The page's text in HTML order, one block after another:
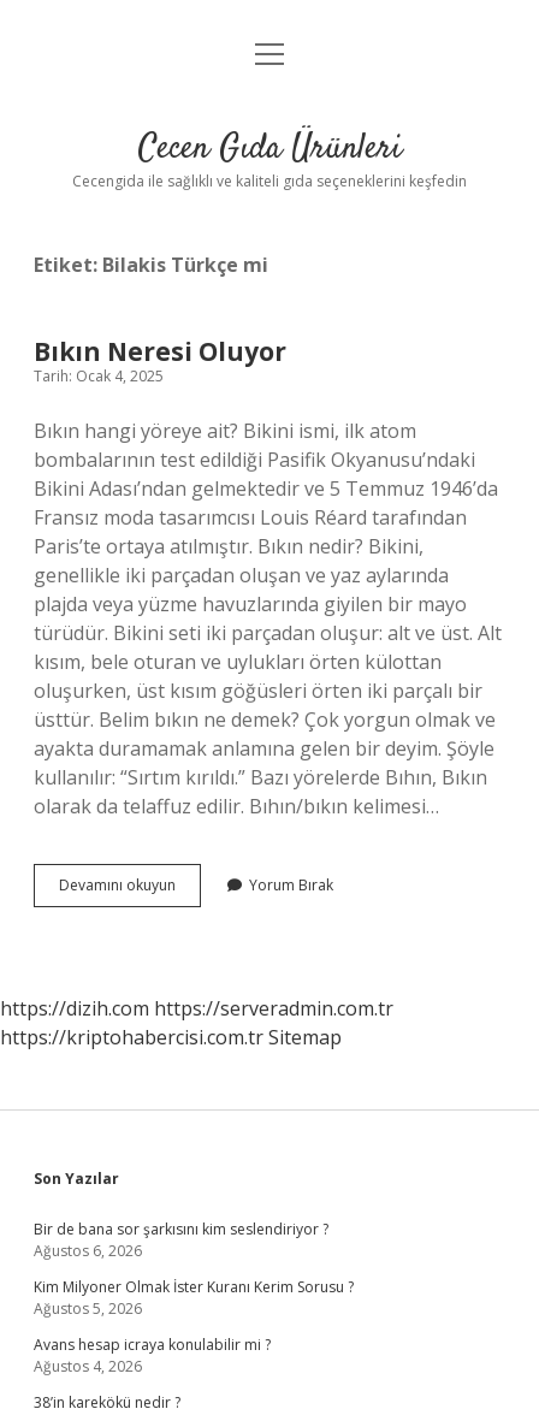
Anasayfa
Yasal Uyarı
menüyü
Cecen Gıda Ürünleri
Cecengida ile sağlıklı ve kaliteli gıda seçeneklerini keşfedin
Etiket: Bilakis Türkçe mi
Bıkın Neresi Oluyor
Tarih: Ocak 4, 2025
Bıkın hangi yöreye ait? Bikini ismi, ilk atom
bombalarının test edildiği Pasifik Okyanusu’ndaki
Bikini Adası’ndan gelmektedir ve 5 Temmuz 1946’da
Fransız moda tasarımcısı Louis Réard tarafından
Paris’te ortaya atılmıştır. Bıkın nedir? Bikini,
genellikle iki parçadan oluşan ve yaz aylarında
plajda veya yüzme havuzlarında giyilen bir mayo
türüdür. Bikini seti iki parçadan oluşur: alt ve üst. Alt
kısım, bele oturan ve uylukları örten külottan
oluşurken, üst kısım göğüsleri örten iki parçalı bir
üsttür. Belim bıkın ne demek? Çok yorgun olmak ve
ayakta duramamak anlamına gelen bir deyim. Şöyle
kullanılır: “Sırtım kırıldı.” Bazı yörelerde Bıhın, Bıkın
olarak da telaffuz edilir. Bıhın/bıkın kelimesi…
Devamını okuyun
Neresi
Yorum Bırak
https://dizih.com https://serveradmin.com.tr
https://kriptohabercisi.com.trSitemap
Sidebar
Son Yazılar
Bir de bana sor şarkısını kim seslendiriyor ?
Ağustos 6, 2026
Kim Milyoner Olmak İster Kuranı Kerim Sorusu ?
Ağustos 5, 2026
Avans hesap icraya konulabilir mi ?
Ağustos 4, 2026
38’in karekökü nedir ?